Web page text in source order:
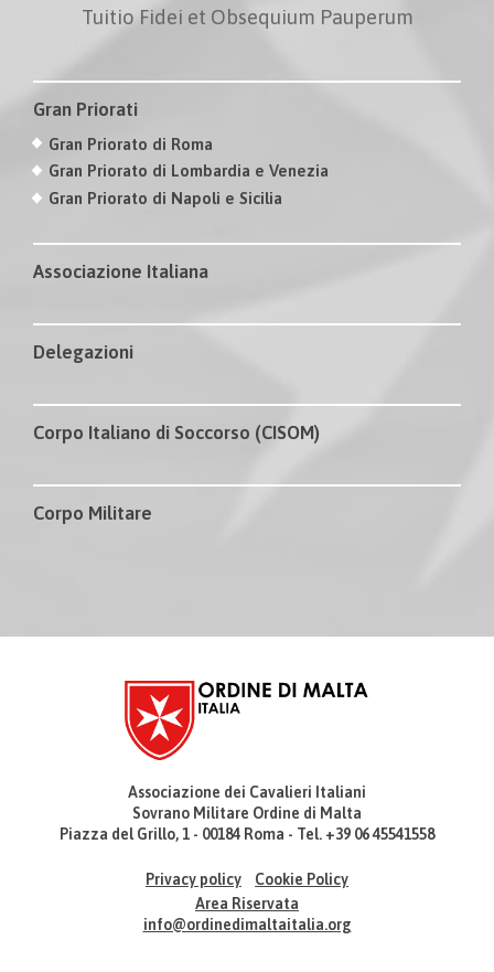
Tuitio Fidei et Obsequium Pauperum
Gran Priorati
Gran Priorato di Roma
Gran Priorato di Lombardia e Venezia
Gran Priorato di Napoli e Sicilia
Associazione Italiana
Delegazioni
Corpo Italiano di Soccorso (CISOM)
Corpo Militare
Associazione dei Cavalieri Italiani
Sovrano Militare Ordine di Malta
Piazza del Grillo, 1 - 00184 Roma - Tel. +39 06 45541558
Privacy policy
Cookie Policy
Area Riservata
info@ordinedimaltaitalia.org